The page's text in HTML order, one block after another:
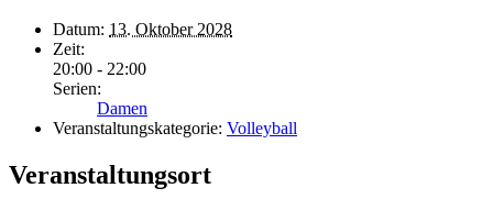
Datum: 13. Oktober 2028
Zeit:
20:00 - 22:00
Serien:
Damen
Veranstaltungskategorie: Volleyball
Veranstaltungsort